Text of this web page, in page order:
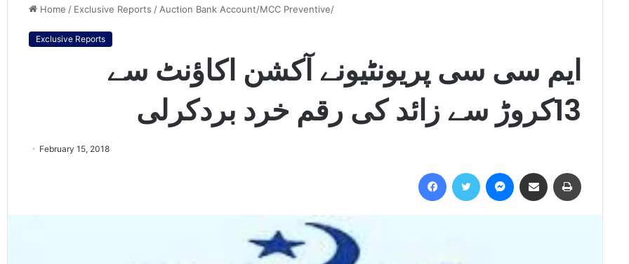
Home / Exclusive Reports / Auction Bank Account/MCC Preventive/
Exclusive Reports
ایم سی سی پریونٹیونے آکشن اکاﺅنٹ سے
13کروڑ سے زائد کی رقم خرد بردکرلی
February 15, 2018